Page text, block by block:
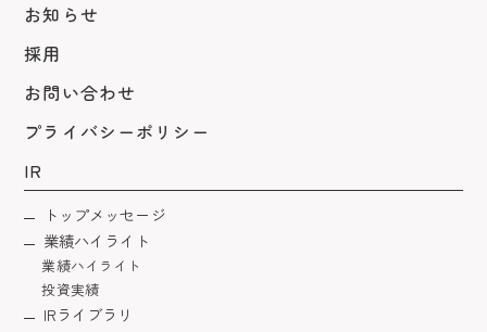
お知らせ
採用
お問い合わせ
プライバシーポリシー
IR
トップメッセージ
業績ハイライト
業績ハイライト
投資実績
IRライブラリ